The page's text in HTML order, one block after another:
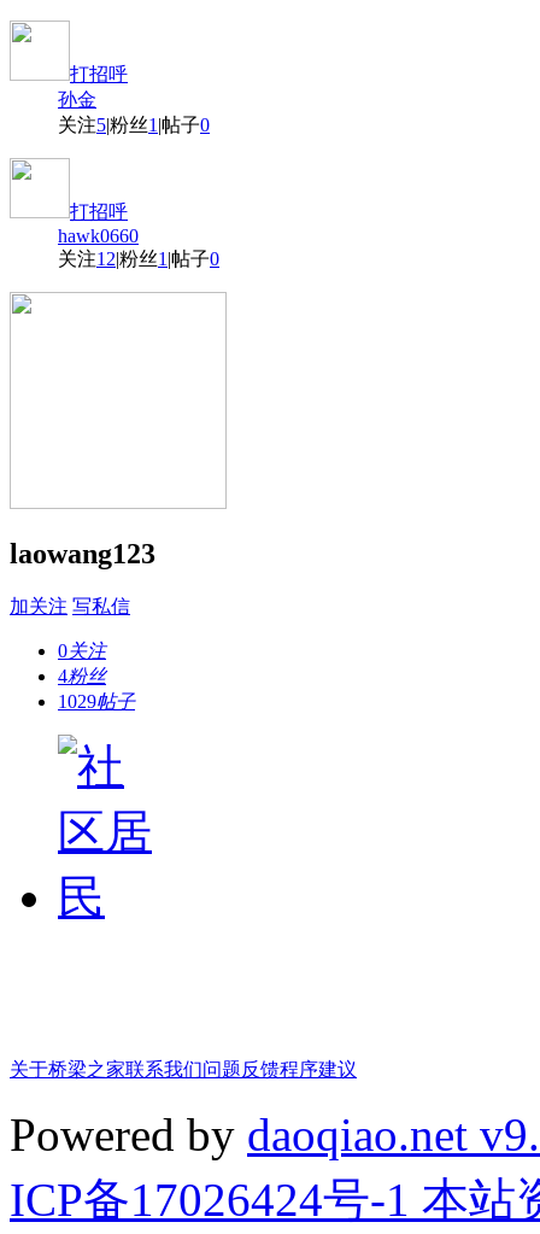
打招呼
孙金
关注5|粉丝1 |帖子0
打招呼
hawk0660
关注12|粉丝1 |帖子0
laowang123
加关注 写私信
0关注
4粉丝
1029帖子
关于桥梁之家联系我们问题反馈程序建议
Powered by daoqiao.net
ICP备17026424号-1 本